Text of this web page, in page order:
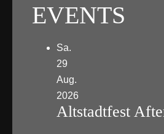
EVENTS
Sa.
29
Aug.
2026
Altstadtfest